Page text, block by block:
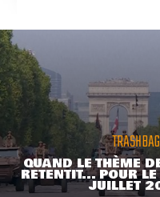
TRASHBAG
QUAND LE THÈME
RETENTIT... POUR
JUILLET